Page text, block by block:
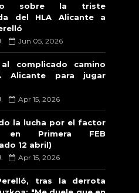
sobre la triste
del HLA Alicante a
Jun 05, 2026
complicado camino
Alicante para jugar
Apr 15, 2026
la lucha por el factor
en Primera FEB
12 abril)
Apr 15, 2026
tras la derrota